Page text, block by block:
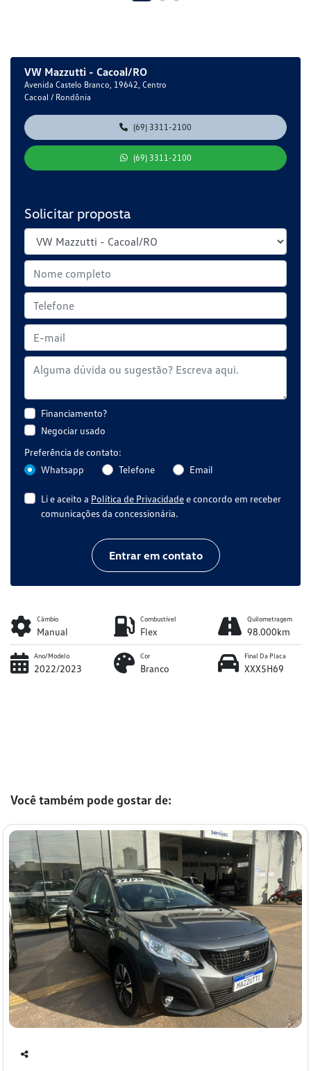
VW Mazzutti - Cacoal/RO
Avenida Castelo Branco, 19642, Centro
Cacoal / Rondônia
(69) 3311-2100
(69) 3311-2100
Solicitar proposta
Financiamento?
Negociar usado
Preferência de contato:
Whatsapp
Telefone Email
Li e aceito a Política de Privacidadee concordo em receber
comunicações da concessionária.
Entrar em contato
Câmbio
Manual
Combustível
Flex
Quilometragem
98.000km
Ano/Modelo
2022/2023
Cor
Branco
Final Da Placa
XXX5H69
Você também pode gostar de: